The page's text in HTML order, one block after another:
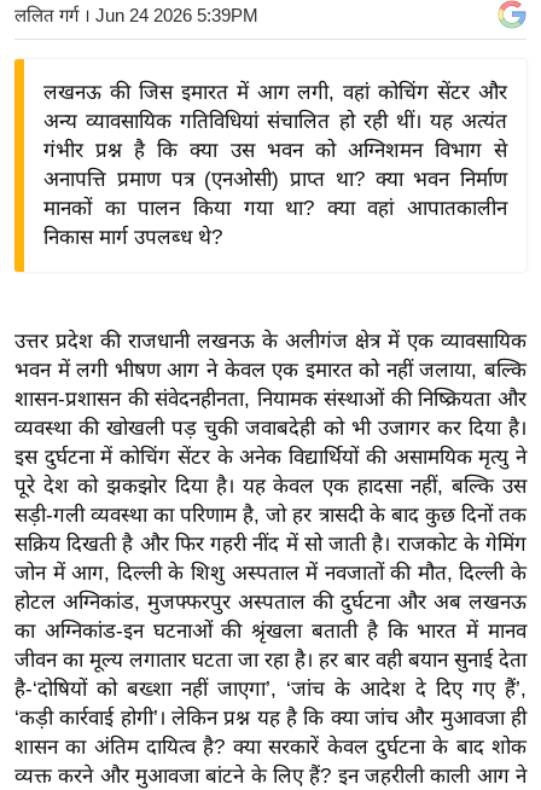
बि
ज़
द्यो
वि
शे
ष
ज्ञ
रा
य
ब
ज
ट
खे
ल
क्रि
के
ट
ललित गर्ग। Jun 24 2026 5:39PM
लखनऊ की जिस इमारत में आग लगी, वहां कोचिंग सेंटर और
अन्य व्यावसायिक गतिविधियां संचालित हो रही थीं। यह अत्यंत
गंभीर प्रश्न है कि क्या उस भवन को अग्निशमन विभाग से
अनापत्ति प्रमाण पत्र (एनओसी) प्राप्त था? क्या भवन निर्माण
मानकों का पालन किया गया था? क्या वहां आपातकालीन
निकास मार्ग उपलब्ध थे?
उत्तर प्रदेश की राजधानी लखनऊ के अलीगंज क्षेत्र में एक व्यावसायिक
भवन में लगी भीषण आग ने केवल एक इमारत को नहीं जलाया, बल्कि
शासन-प्रशासन की संवेदनहीनता, नियामक संस्थाओं की निष्क्रियता और
व्यवस्था की खोखली पड़ चुकी जवाबदेही को भी उजागर कर दिया है।
इस दुर्घटना में कोचिंग सेंटर के अनेक विद्यार्थियों की असामयिक मृत्यु ने
पूरे देश को झकझोर दिया है। यह केवल एक हादसा नहीं, बल्कि उस
सड़ी-गली व्यवस्था का परिणाम है, जो हर त्रासदी के बाद कुछ दिनों तक
सक्रिय दिखती है और फिर गहरी नींद में सो जाती है। राजकोट के गेमिंग
जोन में आग, दिल्ली के शिशु अस्पताल में नवजातों की मौत, दिल्ली के
होटल अग्निकांड, मुजफ्फरपुर अस्पताल की दुर्घटना और अब लखनऊ
का अग्निकांड-इन घटनाओं की श्रृंखला बताती है कि भारत में मानव
जीवन का मूल्य लगातार घटता जा रहा है। हर बार वही बयान सुनाई देता
है-‘दोषियों को बख्शा नहीं जाएगा’, ‘जांच के आदेश दे दिए गए हैं’,
‘कड़ी कार्रवाई होगी’। लेकिन प्रश्न यह है कि क्या जांच और मुआवजा ही
शासन का अंतिम दायित्व है? क्या सरकारें केवल दुर्घटना के बाद शोक
व्यक्त करने और मुआवजा बांटने के लिए हैं? इन जहरीली काली आग ने